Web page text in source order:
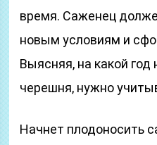
время. Саженец
новым условиям и
Выясняя, на какой
черешня, нужно
Начнет плодоносить